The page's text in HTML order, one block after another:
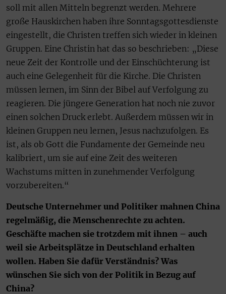
soll mit allen Mitteln begrenzt werden. Mehrere
große Hauskirchen haben ihre Sonntagsgottesdienste
eingestellt, die Christen treffen sich wieder in kleinen
Gruppen. Eine Christin hat das so beschrieben: „Diese
neue Zeit der Kontrolle und der Einschüchterung ist
auch eine Gelegenheit für die Kirche. Die Christen
müssen lernen, im Sinn der Bibel auf Verfolgung zu
reagieren. Die jüngere Generation hat noch nie zuvor
einen solchen Druck erlebt. Außerdem müssen wir in
kleinen Gruppen neu lernen, Jesus nachzufolgen. Es
ist, als ob Gott die Fundamente der Gemeinde neu
kalibriert, um sie auf eine Zeit des weiteren
Wachstums mitten in zunehmender Verfolgung
vorzubereiten.“
Deutsche Unternehmer und Politiker mahnen China
regelmäßig, die Menschenrechte zu achten.
Geschäfte machen sie trotzdem mit ihnen – auch
weil sie Arbeitsplätze in Deutschland erhalten
wollen. Haben Sie dafür Verständnis? Was
wünschen Sie sich von der Politik in Bezug auf
China?